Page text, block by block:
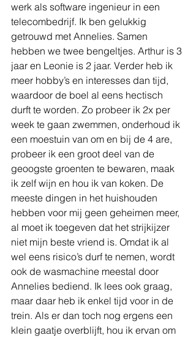
werk als software ingenieur in een
telecombedrijf. Ik ben gelukkig
getrouwd met Annelies. Samen
hebben we twee bengeltjes. Arthur is 3
jaar en Leonie is 2 jaar. Verder heb ik
meer hobby’s en interesses dan tijd,
waardoor de boel al eens hectisch
durft te worden. Zo probeer ik 2x per
week te gaan zwemmen, onderhoud ik
een moestuin van om en bij de 4 are,
probeer ik een groot deel van de
geoogste groenten te bewaren, maak
ik zelf wijn en hou ik van koken. De
meeste dingen in het huishouden
hebben voor mij geen geheimen meer,
al moet ik toegeven dat het strijkijzer
niet mijn beste vriend is. Omdat ik al
wel eens risico’s durf te nemen, wordt
ook de wasmachine meestal door
Annelies bediend. Ik lees ook graag,
maar daar heb ik enkel tijd voor in de
trein. Als er dan toch nog ergens een
klein gaatje overblijft, hou ik ervan om